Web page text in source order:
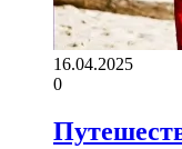
16.04.2025
0